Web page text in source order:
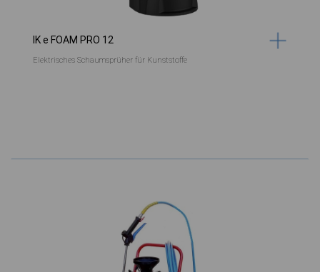
IK e FOAM PRO 12
Elektrisches Schaumsprüher für Kunststoffe